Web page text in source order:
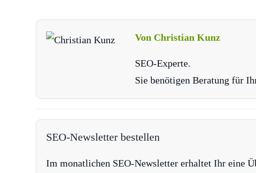
Von Christian Kunz
SEO-Experte.
Sie benötigen Beratung für
SEO-Newsletter bestellen
Im monatlichen SEO-Newsletter erhaltet Ihr eine